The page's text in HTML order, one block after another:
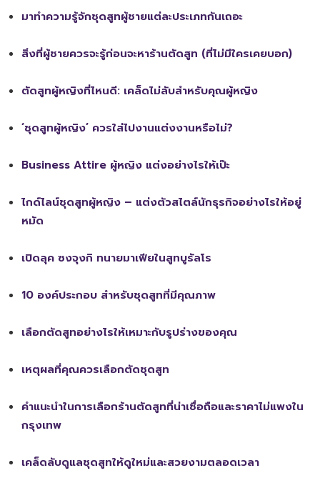
มาทำความรู้จักชุดสูทผู้ชายแต่ละประเภทกันเถอะ
สิ่งที่ผู้ชายควรจะรู้ก่อนจะหาร้านตัดสูท (ที่ไม่มีใครเคยบอก)
ตัดสูทผู้หญิงที่ไหนดี: เคล็ดไม่ลับสำหรับคุณผู้หญิง
‘ชุดสูทผู้หญิง’ ควรใส่ไปงานแต่งงานหรือไม่?
Business Attire ผู้หญิง แต่งอย่างไรให้เป๊ะ
ไกด์ไลน์ชุดสูทผู้หญิง – แต่งตัวสไตล์นักธุรกิจอย่างไรให้อยู่
หมัด
เปิดลุค ซงจุงกิ ทนายมาเฟียในสูทบูรัลโร
10 องค์ประกอบ สำหรับชุดสูทที่มีคุณภาพ
เลือกตัดสูทอย่างไรให้เหมาะกับรูปร่างของคุณ
เหตุผลที่คุณควรเลือกตัดชุดสูท
คำแนะนำในการเลือกร้านตัดสูทที่น่าเชื่อถือและราคาไม่แพงใน
กรุงเทพ
เคล็ดลับดูแลชุดสูทให้ดูใหม่และสวยงามตลอดเวลา